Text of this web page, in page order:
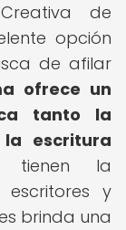
de
opción
de afilar
ofrece un
tanto la
escritura
tienen la
y
brinda una